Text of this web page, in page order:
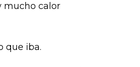
mucho calor
que iba.